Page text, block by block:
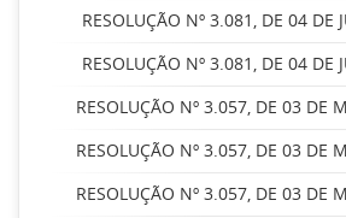
RESOLUÇÃO Nº 3.081, DE 04 DE
RESOLUÇÃO Nº 3.081, DE 04 DE
RESOLUÇÃO Nº 3.057, DE 03 DE
RESOLUÇÃO Nº 3.057, DE 03 DE
RESOLUÇÃO Nº 3.057, DE 03 DE